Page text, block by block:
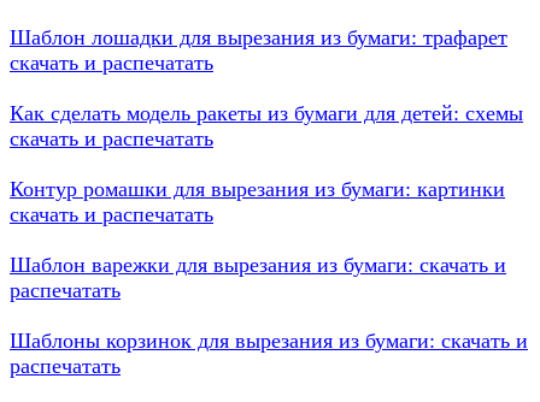
Шаблон лошадки для вырезания из бумаги: трафарет
скачать и распечатать
Как сделать модель ракеты из бумаги для детей: схемы
скачать и распечатать
Контур ромашки для вырезания из бумаги: картинки
скачать и распечатать
Шаблон варежки для вырезания из бумаги: скачать и
распечатать
Шаблоны корзинок для вырезания из бумаги: скачать и
распечатать